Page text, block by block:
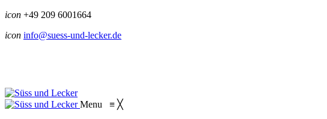
icon +49 209 6001664
icon info@suess-und-lecker.de
Menu ≡ ╳